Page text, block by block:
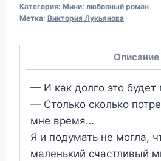
Категория: Мини: любовный роман
Метка: Виктория Лукьянова
Описание
— И как долго это будет
— Столько сколько
мне время…
Я и подумать не могла,
маленький счастливый